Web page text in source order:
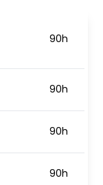
90h
90h
90h
90h